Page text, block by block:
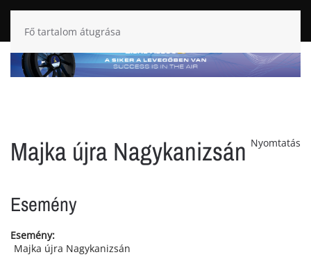
Fő tartalom átugrása
Nyomtatás
Majka újra Nagykanizsán
Esemény
Esemény:
Majka újra Nagykanizsán